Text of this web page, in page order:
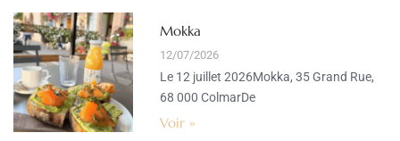
Mokka
12/07/2026
Le 12 juillet 2026Mokka, 35 Grand Rue,
68 000 ColmarDe
Voir »